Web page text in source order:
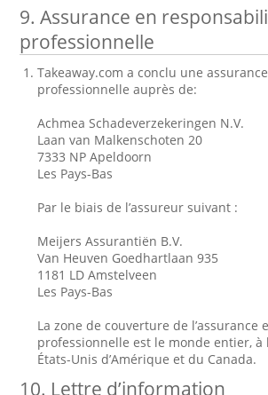
9. Assurance en
professionnelle
Takeaway.com a conclu une
professionnelle auprès de:
Achmea Schadeverzekeringen N.V.
Laan van Malkenschoten 20
7333 NP Apeldoorn
Les Pays-Bas
Par le biais de l’assureur suivant :
Meijers Assurantiën B.V.
Van Heuven Goedhartlaan 935
1181 LD Amstelveen
Les Pays-Bas
La zone de couverture de l’assurance
professionnelle est le monde entier, à
États-Unis d’Amérique et du Canada.
10. Lettre d’information